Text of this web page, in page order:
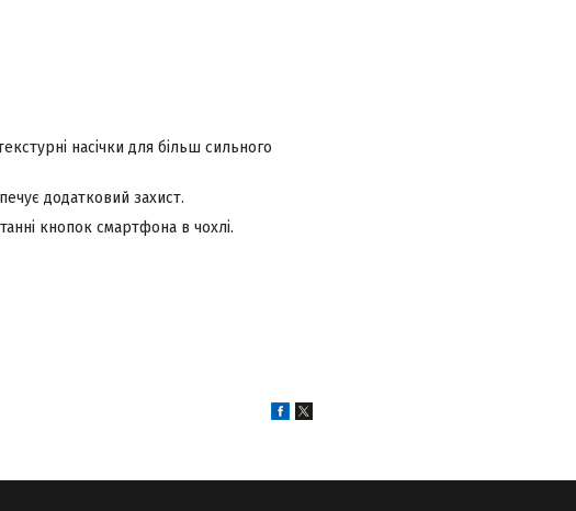
насічки для більш сильного
додатковий захист.
кнопок смартфона в чохлі.